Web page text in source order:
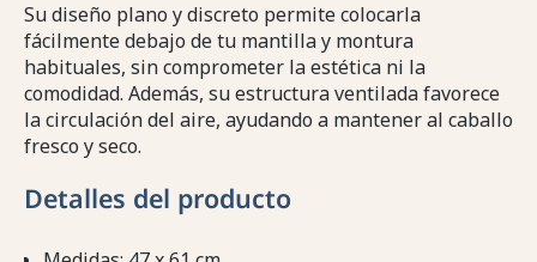
Su diseño plano y discreto permite colocarla
fácilmente debajo de tu mantilla y montura
habituales, sin comprometer la estética ni la
comodidad. Además, su estructura ventilada favorece
la circulación del aire, ayudando a mantener al caballo
fresco y seco.
Detalles del producto